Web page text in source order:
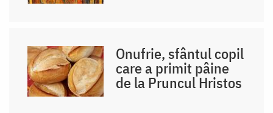
Onufrie, sfântul copil
care a primit pâine
de la Pruncul Hristos